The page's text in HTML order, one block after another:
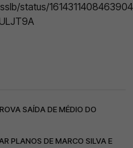
status/
SAÍDA DE MÉDIO DO
PLANOS DE MARCO SILVA E